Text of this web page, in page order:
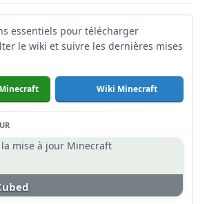
essentiels pour télécharger
le wiki et suivre les dernières mises
Wiki Minecraft